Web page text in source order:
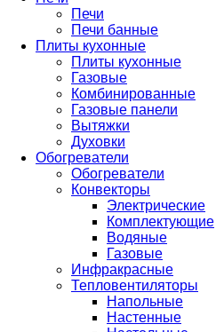
Печи
Печи банные
Плиты кухонные
Плиты кухонные
Газовые
Комбинированные
Газовые панели
Вытяжки
Духовки
Обогреватели
Обогреватели
Конвекторы
Электрические
Комплектующие
Водяные
Газовые
Инфракрасные
Тепловентиляторы
Напольные
Настенные